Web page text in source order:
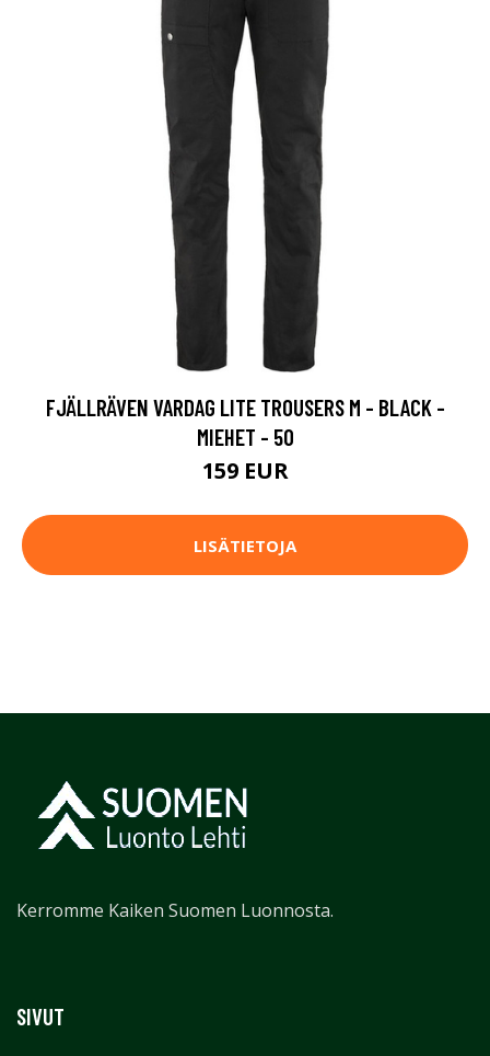
FJÄLLRÄVEN VARDAG LITE TROUSERS M - BLACK -
MIEHET - 50
159 EUR
LISÄTIETOJA
Kerromme Kaiken Suomen Luonnosta.
SIVUT